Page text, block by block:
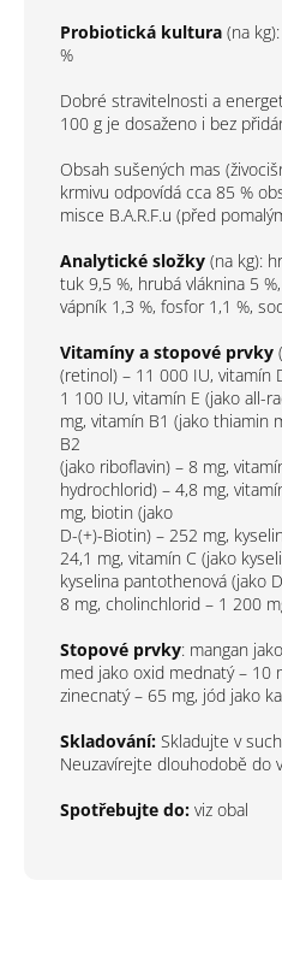
Probiotická kultura (na
%
Dobré stravitelnosti a
100 g je dosaženo i bez
Obsah sušených mas
krmivu odpovídá cca 85 %
misce B.A.R.F.u (před
Analytické složky (na kg):
tuk 9,5 %, hrubá vláknina 5
vápník 1,3 %, fosfor 1,1 %,
Vitamíny a stopové prvky
(retinol) – 11 000 IU, vitamín
1 100 IU, vitamín E (jako all-
mg, vitamín B1 (jako thiamin
B2
(jako riboflavin) – 8 mg,
hydrochlorid) – 4,8 mg,
mg, biotin (jako
D-(+)-Biotin) – 252 mg,
24,1 mg, vitamín C (jako
kyselina pantothenová (jako
8 mg, cholinchlorid – 1 200
Stopové prvky: mangan
med jako oxid mednatý – 10
zinecnatý – 65 mg, jód jako
Skladování: Skladujte v
Neuzavírejte dlouhodobě do
Spotřebujte do: viz obal